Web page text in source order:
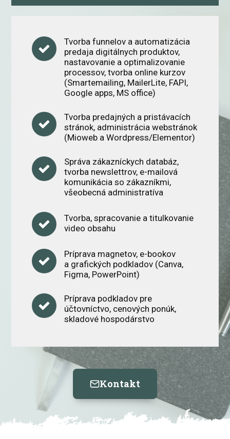
Tvorba funnelov a automatizácia
predaja digitálnych produktov,
nastavovanie a optimalizovanie
processov, tvorba online kurzov
(Smartemailing, MailerLite, FAPI,
Google apps, MS office)
Tvorba predajných a pristávacích
stránok, administrácia webstránok
(Mioweb a Wordpress/Elementor)
Správa zákazníckych databáz,
tvorba newslettrov, e-mailová
komunikácia so zákazníkmi,
všeobecná administratíva
Tvorba, spracovanie a titulkovanie
video obsahu
Príprava magnetov, e-bookov
a grafických podkladov (Canva,
Figma, PowerPoint)
Príprava podkladov pre
účtovníctvo, cenových ponúk,
skladové hospodárstvo
Kontakt